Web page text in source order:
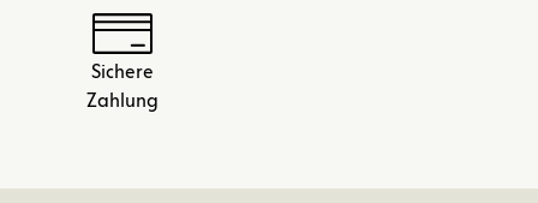
Sichere
Zahlung